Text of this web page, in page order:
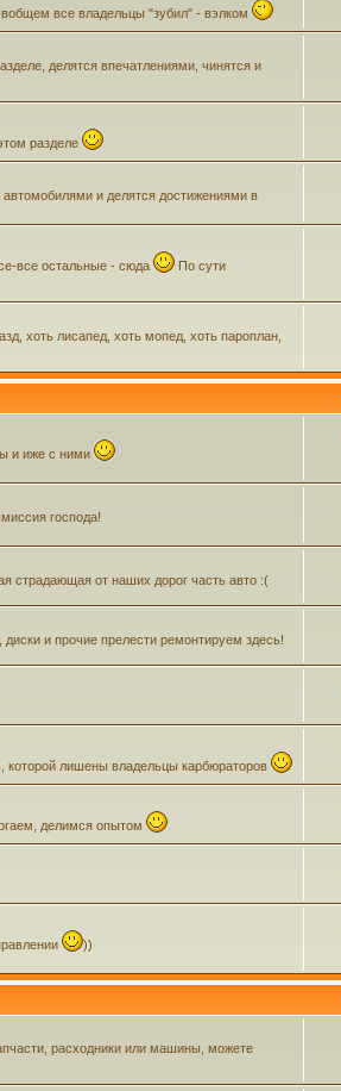
все владельцы "зубил" - вэлком
делятся впечатлениями, чинятся и
разделе
и делятся достижениями в
все остальные - сюда
По сути
хоть лисапед, хоть мопед, хоть пароплан,
и иже с ними
господа!
страдающая от наших дорог часть авто :(
и прочие прелести ремонтируем здесь!
которой лишены владельцы карбюраторов
делимся опытом
))
расходники или машины, можете